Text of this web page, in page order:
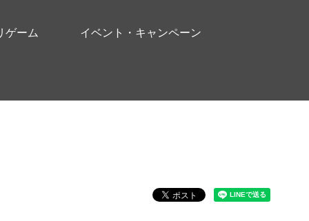
ゲーム イベント・キャンペーン